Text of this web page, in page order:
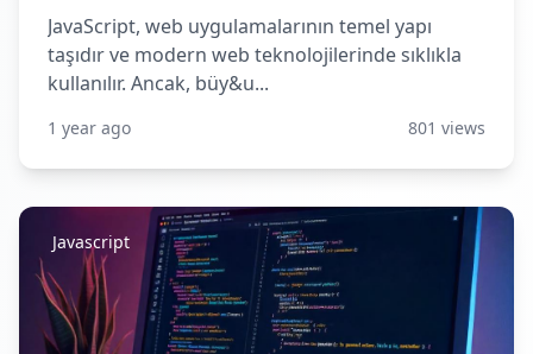
JavaScript, web uygulamalarının temel yapı
taşıdır ve modern web teknolojilerinde sıklıkla
kullanılır. Ancak, büy&u...
1 year ago 801 views
Javascript